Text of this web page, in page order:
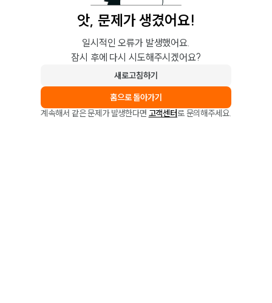
앗, 문제가 생겼어요!
일시적인 오류가 발생했어요.
잠시 후에 다시 시도해주시겠어요?
새로고침하기
홈으로 돌아가기
계속해서 같은 문제가 발생한다면 고객센터로 문의해주세요.